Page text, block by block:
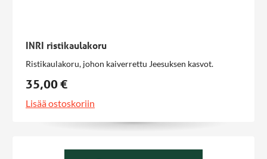
INRI ristikaulakoru
Ristikaulakoru, johon kaiverrettu Jeesuksen kasvot.
35,00 €
Lisää ostoskoriin